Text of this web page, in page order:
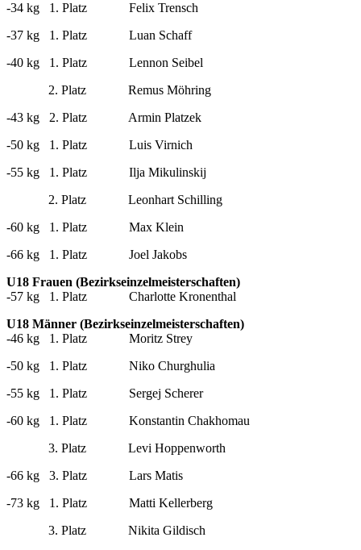
-34 kg 1. Platz Felix Trensch
-37 kg 1. Platz Luan Schaff
-40 kg 1. Platz Lennon Seibel
2. Platz Remus Möhring
-43 kg 2. Platz Armin Platzek
-50 kg 1. Platz Luis Virnich
-55 kg 1. Platz Ilja Mikulinskij
2. Platz Leonhart Schilling
-60 kg 1. Platz Max Klein
-66 kg 1. Platz Joel Jakobs
U18 Frauen (Bezirkseinzelmeisterschaften)
-57 kg 1. Platz Charlotte Kronenthal
U18 Männer (Bezirkseinzelmeisterschaften)
-46 kg 1. Platz Moritz Strey
-50 kg 1. Platz Niko Churghulia
-55 kg 1. Platz Sergej Scherer
-60 kg 1. Platz Konstantin Chakhomau
3. Platz Levi Hoppenworth
-66 kg 3. Platz Lars Matis
-73 kg 1. Platz Matti Kellerberg
3. Platz Nikita Gildisch